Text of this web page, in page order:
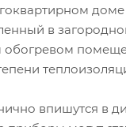
в
обогревом
впишутся в